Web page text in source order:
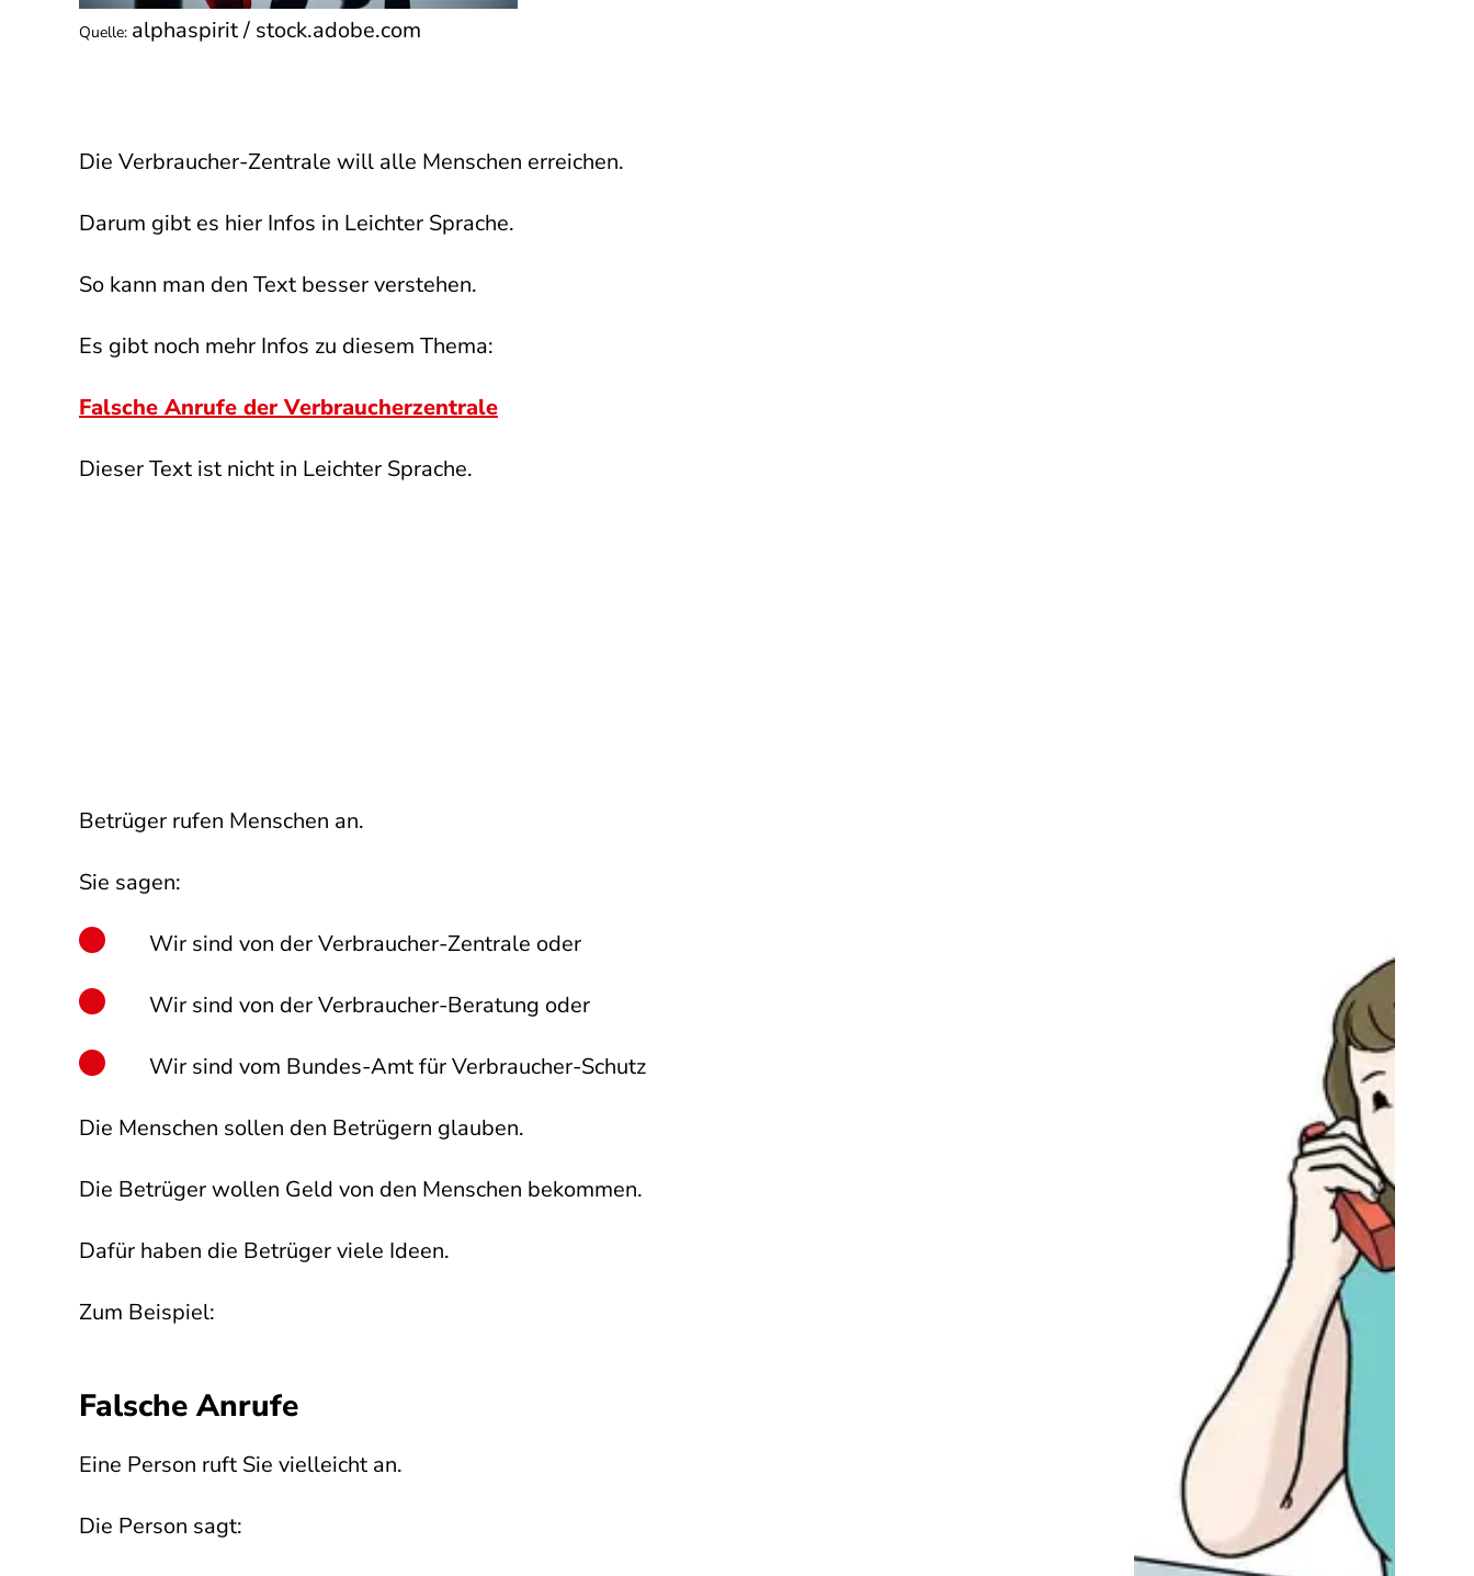
Quelle: alphaspirit / stock.adobe.com
Die Verbraucher-Zentrale will alle Menschen erreichen.
Darum gibt es hier Infos in Leichter Sprache.
So kann man den Text besser verstehen.
Es gibt noch mehr Infos zu diesem Thema:
Falsche Anrufe der Verbraucherzentrale
Dieser Text ist nicht in Leichter Sprache.
Betrüger rufen Menschen an.
Sie sagen:
Wir sind von der Verbraucher-Zentrale oder
Wir sind von der Verbraucher-Beratung oder
Wir sind vom Bundes-Amt für Verbraucher-Schutz
Die Menschen sollen den Betrügern glauben.
Die Betrüger wollen Geld von den Menschen bekommen.
Dafür haben die Betrüger viele Ideen.
Zum Beispiel:
Falsche Anrufe
Eine Person ruft Sie vielleicht an.
Die Person sagt: